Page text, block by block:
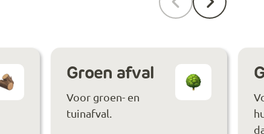
Groen afval
Voor groen- en
tuinafval.